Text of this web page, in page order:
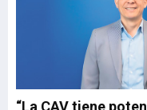
“La CAV tiene